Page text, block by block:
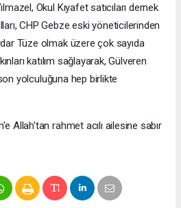
Okul Kıyafet satıcıları dernek
CHP Gebze eski yöneticilerinden
Tüze olmak üzere çok sayıda
katılım sağlayarak, Gülveren
yolculuğuna hep birlikte
Allah'tan rahmet acılı ailesine sabır